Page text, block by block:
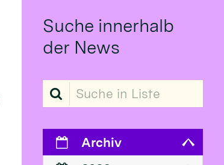
Suche innerhalb
der News
Suche in Liste
Archiv